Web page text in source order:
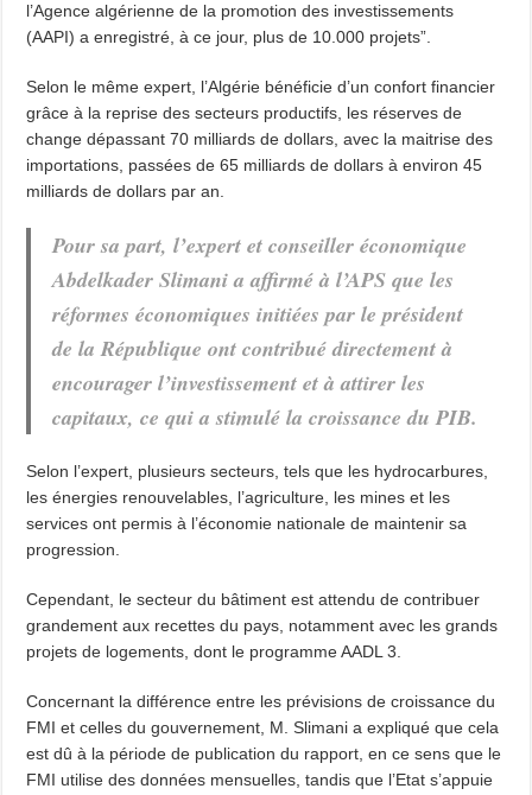
l’Agence algérienne de la promotion des investissements
(AAPI) a enregistré, à ce jour, plus de 10.000 projets”.
Selon le même expert, l’Algérie bénéficie d’un confort financier
grâce à la reprise des secteurs productifs, les réserves de
change dépassant 70 milliards de dollars, avec la maitrise des
importations, passées de 65 milliards de dollars à environ 45
milliards de dollars par an.
Pour sa part, l’expert et conseiller économique
Abdelkader Slimani a affirmé à l’APS que les
réformes économiques initiées par le président
de la République ont contribué directement à
encourager l’investissement et à attirer les
capitaux, ce qui a stimulé la croissance du PIB.
Selon l’expert, plusieurs secteurs, tels que les hydrocarbures,
les énergies renouvelables, l’agriculture, les mines et les
services ont permis à l’économie nationale de maintenir sa
progression.
Cependant, le secteur du bâtiment est attendu de contribuer
grandement aux recettes du pays, notamment avec les grands
projets de logements, dont le programme AADL 3.
Concernant la différence entre les prévisions de croissance du
FMI et celles du gouvernement, M. Slimani a expliqué que cela
est dû à la période de publication du rapport, en ce sens que le
FMI utilise des données mensuelles, tandis que l’Etat s’appuie